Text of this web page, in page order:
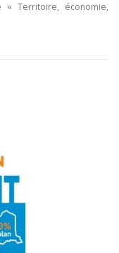
Territoire, économie,